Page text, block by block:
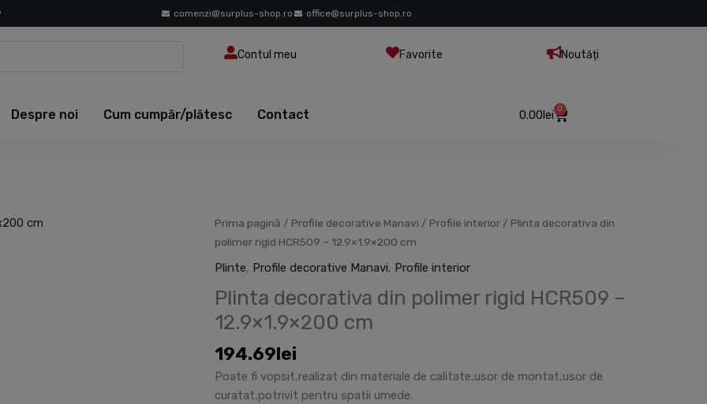
comenzi@surplus-shop.ro office@surplus-shop.ro
Contul meu Favorite Noutăți
Despre noi Cum cumpăr/plătesc Contact 0.00lei 0
Cart
Prima pagină / Profile decorative Manavi / Profile interior / Plinta decorativa din
polimer rigid HCR509 – 12.9×1.9×200 cm
Plinte, Profile decorative Manavi, Profile interior
Plinta decorativa din polimer rigid HCR509 –
12.9×1.9×200 cm
194.69lei
Poate fi vopsit,realizat din materiale de calitate,usor de montat,usor de
curatat,potrivit pentru spatii umede.
Cantitate
Plinta
decorativa
polimer
rigid
-
12.9x1.9x200
cm